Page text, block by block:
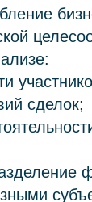
сделок;